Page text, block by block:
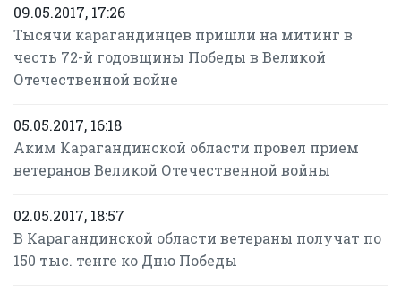
09.05.2017, 17:26
Тысячи карагандинцев пришли на митинг в
честь 72-й годовщины Победы в Великой
Отечественной войне
05.05.2017, 16:18
Аким Карагандинской области провел прием
ветеранов Великой Отечественной войны
02.05.2017, 18:57
В Карагандинской области ветераны получат по
150 тыс. тенге ко Дню Победы